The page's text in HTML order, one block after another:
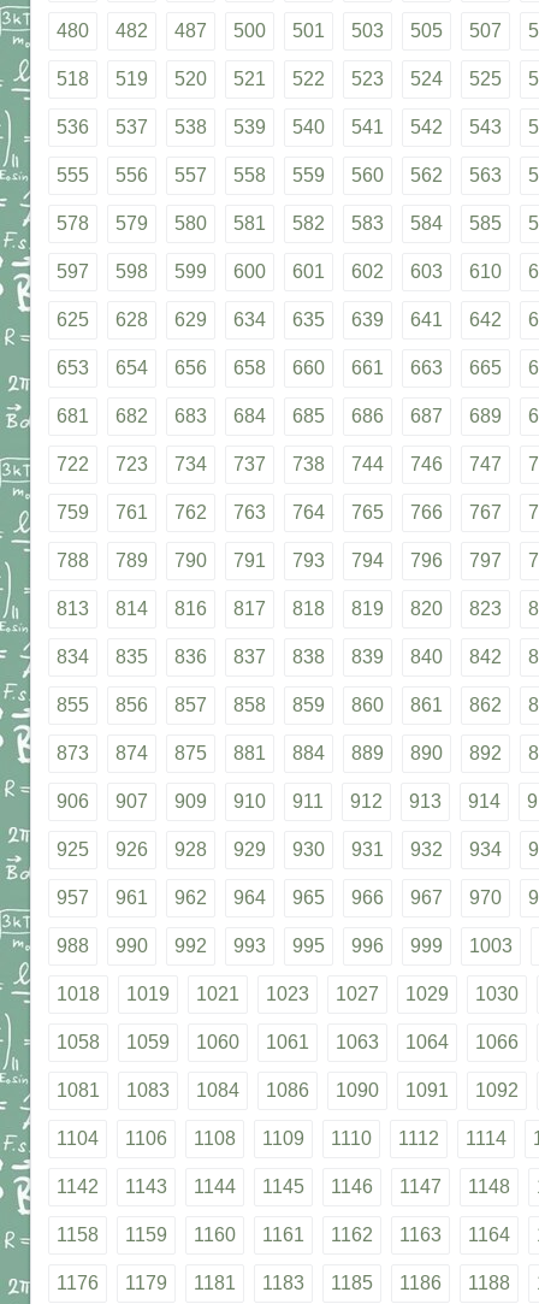
480 482 487 500 501 503 505 507
518 519 520 521 522 523 524 525
536 537 538 539 540 541 542 543
555 556 557 558 559 560 562 563
578 579 580 581 582 583 584 585
597 598 599 600 601 602 603 610
625 628 629 634 635 639 641 642
653 654 656 658 660 661 663 665
681 682 683 684 685 686 687 689
722 723 734 737 738 744 746 747
759 761 762 763 764 765 766 767
788 789 790 791 793 794 796 797
813 814 816 817 818 819 820 823
834 835 836 837 838 839 840 842
855 856 857 858 859 860 861 862
873 874 875 881 884 889 890 892
906 907 909 910 911 912 913 914
925 926 928 929 930 931 932 934
957 961 962 964 965 966 967 970
988 990 992 993 995 996 999 1003
1018 1019 1021 1023 1027 1029 1030
1058 1059 1060 1061 1063 1064 1066
1081 1083 1084 1086 1090 1091 1092
1104 1106 1108 1109 1110 1112 1114
1142 1143 1144 1145 1146 1147 1148
1158 1159 1160 1161 1162 1163 1164
1176 1179 1181 1183 1185 1186 1188